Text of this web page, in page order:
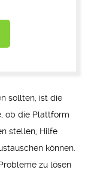
sollten, ist die
ob die Plattform
stellen, Hilfe
können.
zu lösen